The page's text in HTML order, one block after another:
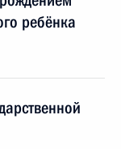
ребёнка